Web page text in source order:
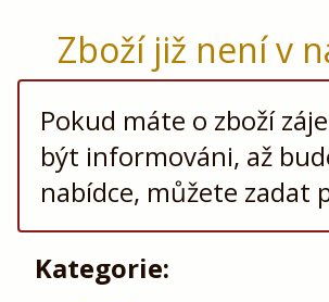
Zboží již není v
Pokud máte o zboží
být informováni, až
nabídce, můžete zadat
Kategorie: